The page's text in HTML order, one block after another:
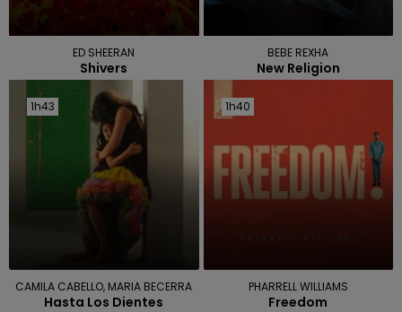
ED SHEERAN
Shivers
BEBE REXHA
New Religion
1h43
1h43
CAMILA CABELLO, MARIA BECERRA
Hasta Los Dientes
1h40
1h40
PHARRELL WILLIAMS
Freedom